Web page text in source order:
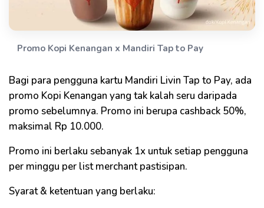
Promo Kopi Kenangan x Mandiri Tap to Pay
Bagi para pengguna kartu Mandiri Livin Tap to Pay, ada
promo Kopi Kenangan yang tak kalah seru daripada
promo sebelumnya. Promo ini berupa cashback 50%,
maksimal Rp 10.000.
Promo ini berlaku sebanyak 1x untuk setiap pengguna
per minggu per list merchant pastisipan.
Syarat & ketentuan yang berlaku: